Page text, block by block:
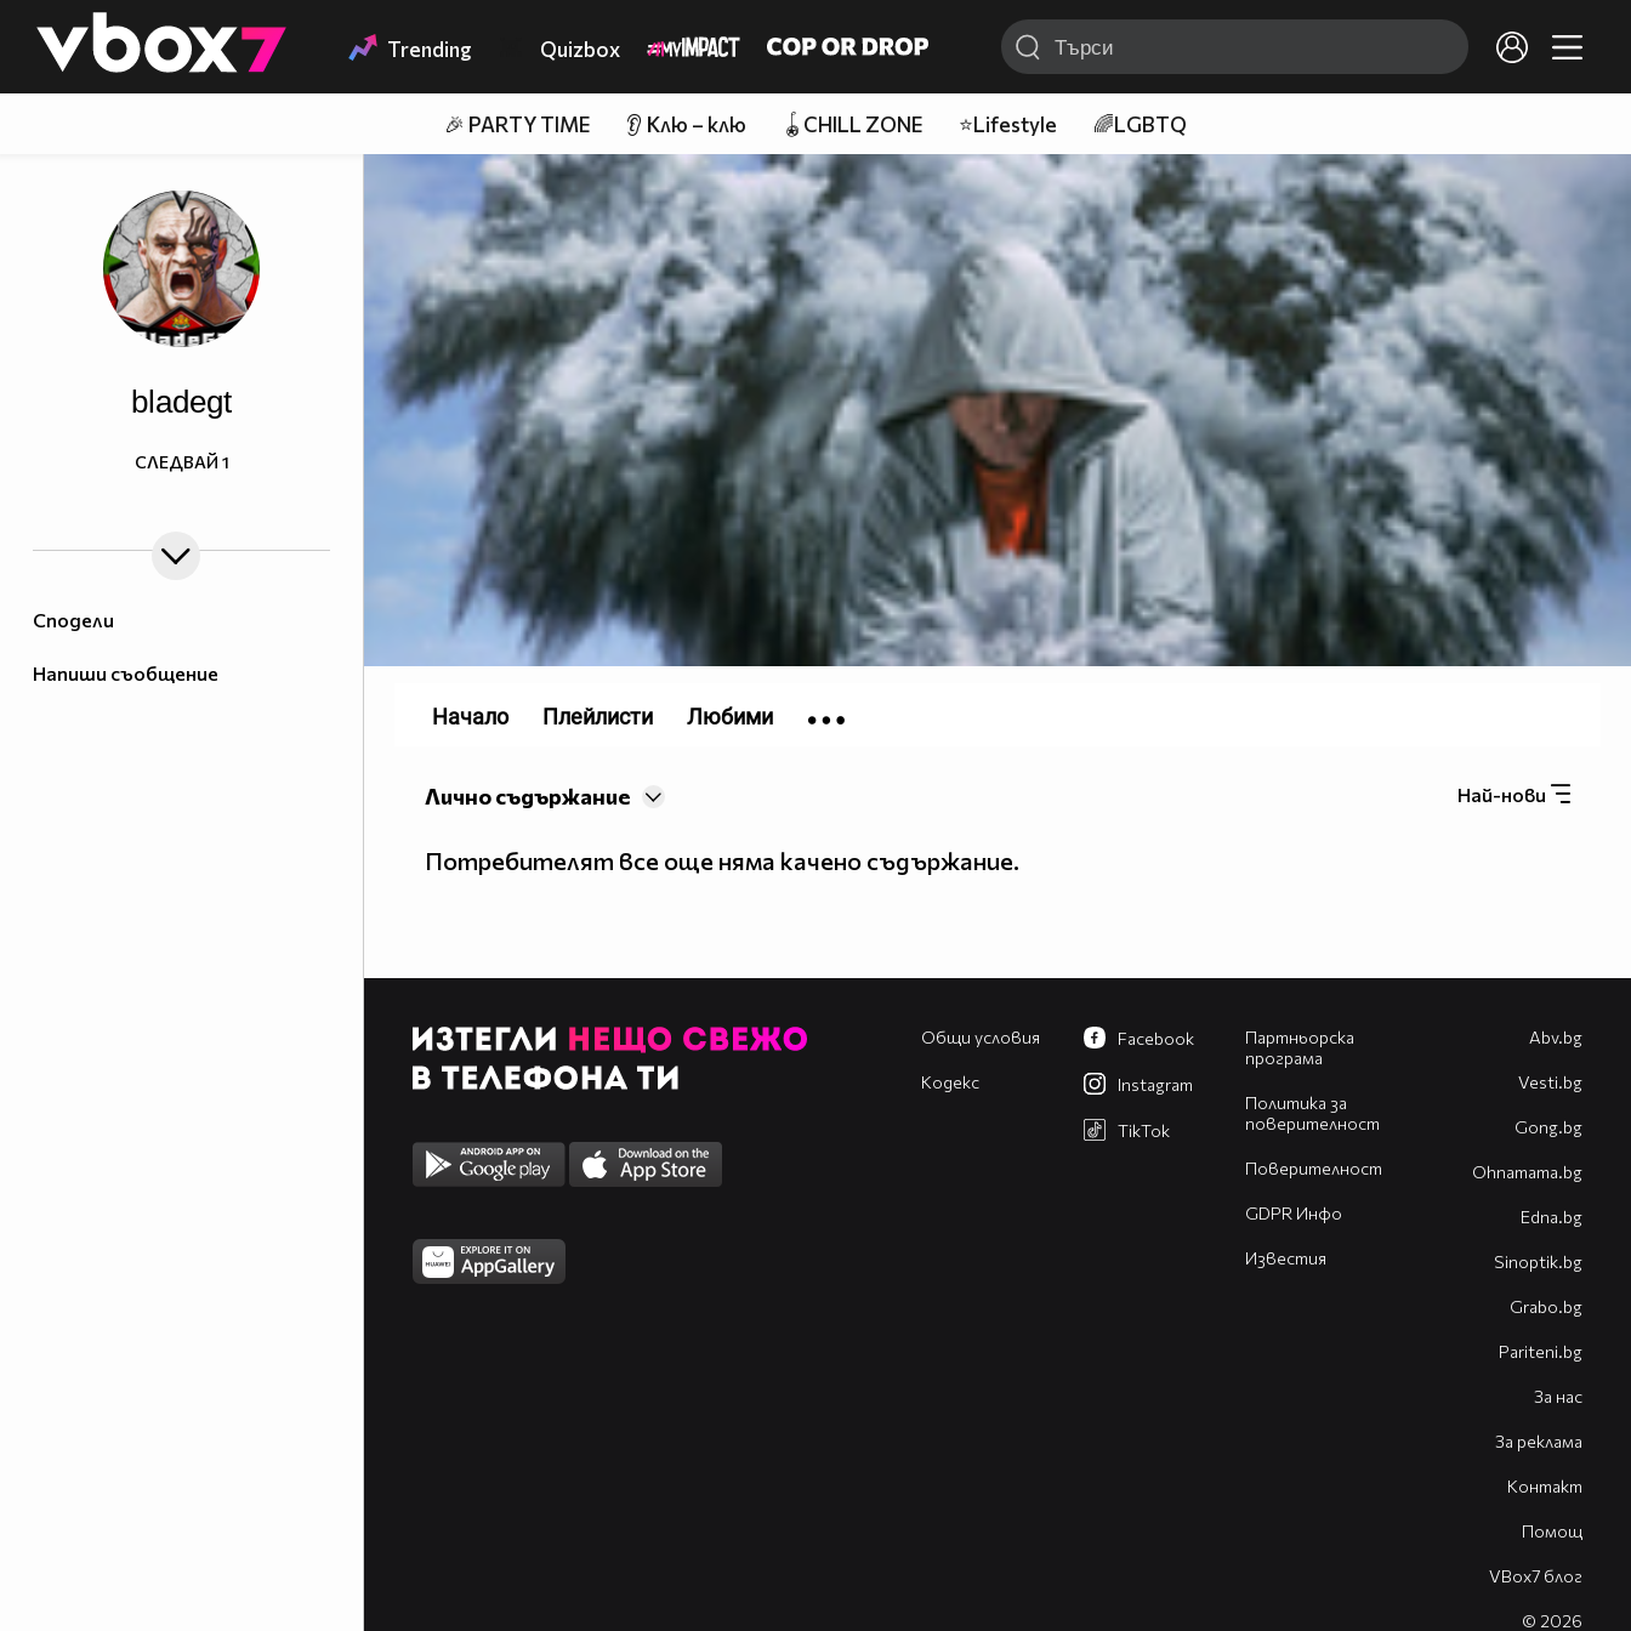
👾 Trending Quizbox
🎉 PARTY TIME 👂 Клю – клю 🪀CHILL ZONE ⭐Lifestyle 🌈LGBTQ
Сподели
Напиши съобщение
bladegt
СЛЕДВАЙ 1
Най-нови
Лично съдържание
Потребителят все още няма качено съдържание.
Начало Плейлисти Любими
Общи условия
Кодекс
Партньорска
програма
Политика за
поверителност
Поверителност
GDPR Инфо
Известия
Facebook
Instagram
TikTok
Abv.bg
Vesti.bg
Gong.bg
Оhnamama.bg
Edna.bg
Sinoptik.bg
Grabo.bg
Pariteni.bg
За нас
За реклама
Контакт
Помощ
VBox7 блог
© 2026